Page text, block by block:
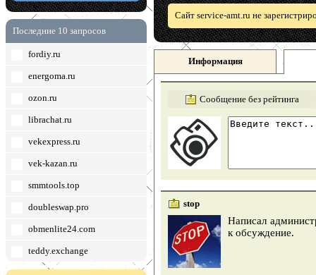
Последние 10 запросов
fordiy.ru
energoma.ru
ozon.ru
librachat.ru
vekexpress.ru
vek-kazan.ru
smmtools.top
doubleswap.pro
obmenlite24.com
teddy.exchange
Сайт service-amt.ru не
Информация
Сообщение без рейтинга
stop
Написал
к обсуждение.